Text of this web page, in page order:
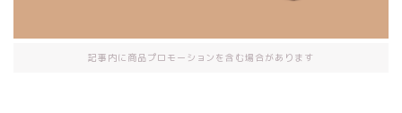
記事内に商品プロモーションを含む場合があります